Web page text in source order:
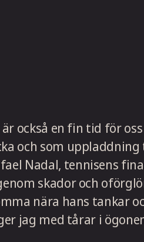
också en fin tid för
och som
Nadal, tennisens
skador och
nära hans tankar
jag med tårar i